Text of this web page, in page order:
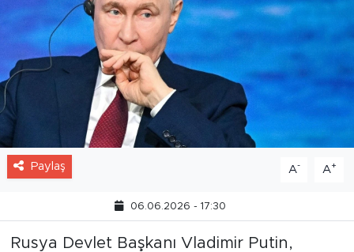
Paylaş A- A+
06.06.2026 - 17:30
Rusya Devlet Başkanı Vladimir Putin,